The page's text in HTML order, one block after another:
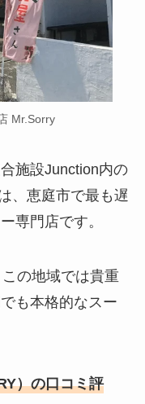
Mr.Sorry
施設Junction内の
、恵庭市で最も遅
専門店です。
の地域では貴重
も本格的なスー
）の口コミ評